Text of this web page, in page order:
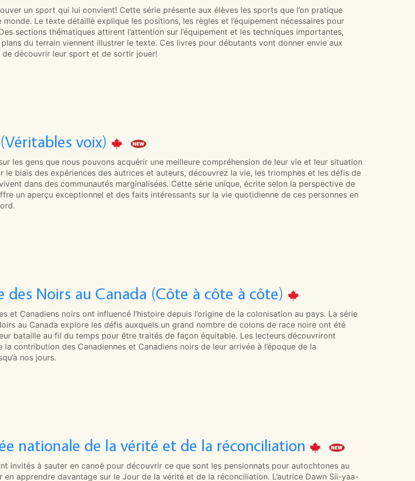
un sport qui lui convient! Cette série présente aux élèves les sports que l’on pratique
Le texte détaillé explique les positions, les règles et l’équipement nécessaires pour
sections thématiques attirent l’attention sur l’équipement et les techniques importantes,
du terrain viennent illustrer le texte. Ces livres pour débutants vont donner envie aux
de découvrir leur sport et de sortir jouer!
voix)
les gens que nous pouvons acquérir une meilleure compréhension de leur vie et leur situation
le biais des expériences des autrices et auteurs, découvrez la vie, les triomphes et les défis de
dans des communautés marginalisées. Cette série unique, écrite selon la perspective de
un aperçu exceptionnel et des faits intéressants sur la vie quotidienne de ces personnes en
des Noirs au Canada (Côte à côte à côte)
et Canadiens noirs ont influencé l’histoire depuis l’origine de la colonisation au pays. La série
au Canada explore les défis auxquels un grand nombre de colons de race noire ont été
bataille au fil du temps pour être traités de façon équitable. Les lecteurs découvriront
la contribution des Canadiennes et Canadiens noirs de leur arrivée à l’époque de la
nos jours.
nationale de la vérité et de la réconciliation
invités à sauter en canoë pour découvrir ce que sont les pensionnats pour autochtones au
en apprendre davantage sur le Jour de la vérité et de la réconciliation. L’autrice Dawn Sii-yaa-